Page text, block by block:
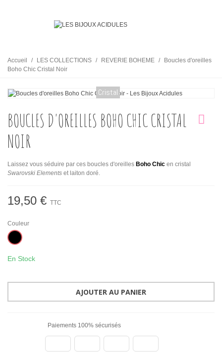
Accueil / LES COLLECTIONS / REVERIE BOHEME /
Boucles d'oreilles
Boho Chic Cristal Noir
Cristal
BOUCLES D'OREILLES BOHO CHIC CRISTAL
NOIR
Laissez vous séduire par ces boucles d'oreilles Boho Chic en cristal
Swarovski Elements et laiton doré.
19,50 € TTC
Couleur
Noir
En Stock
AJOUTER AU PANIER
Paiements 100% sécurisés